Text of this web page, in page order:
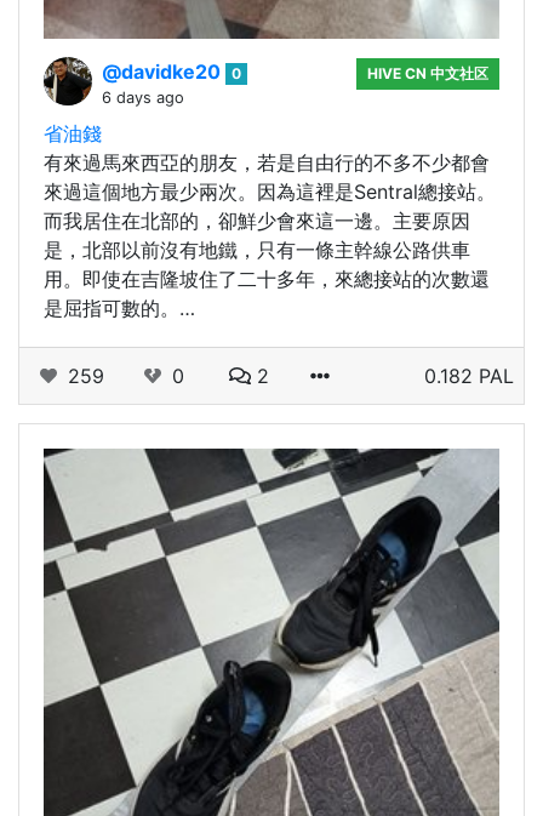
@davidke20 0
6 days ago
HIVE CN 中文社区
省油錢
有來過馬來西亞的朋友，若是自由行的不多不少都會
來過這個地方最少兩次。因為這裡是Sentral總接站。
而我居住在北部的，卻鮮少會來這一邊。主要原因
是，北部以前沒有地鐵，只有一條主幹線公路供車
用。即使在吉隆坡住了二十多年，來總接站的次數還
是屈指可數的。…
259 0 2 0.182 PAL